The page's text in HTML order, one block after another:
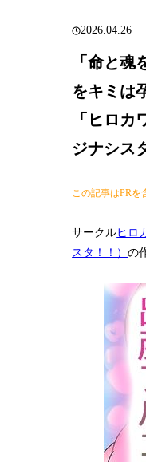
2026.04.26
「命と
をキミは
「ヒロカ
ジナシス
この記事はPRを
サークルヒロ
スタ！！）の